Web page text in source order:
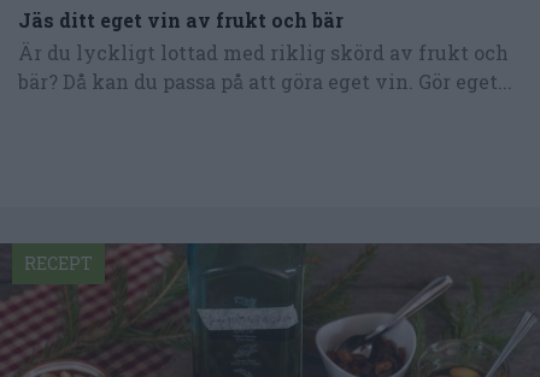
Jäs ditt eget vin av frukt och bär
Är du lyckligt lottad med riklig skörd av frukt och
bär? Då kan du passa på att göra eget vin. Gör eget...
RECEPT